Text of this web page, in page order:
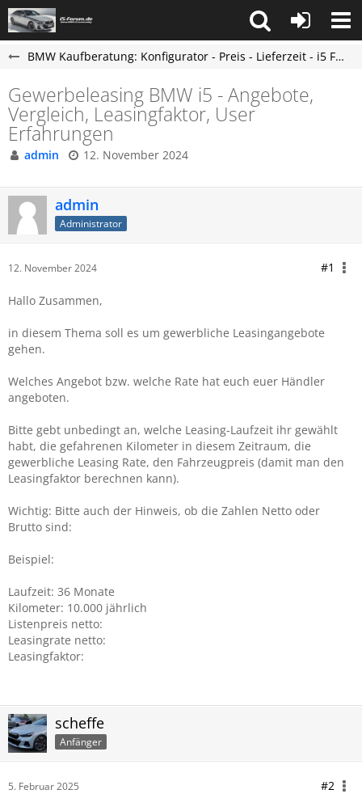
BMW Kaufberatung: Konfigurator - Preis - Lieferzeit - i5 Forum
Gewerbeleasing BMW i5 - Angebote,
Vergleich, Leasingfaktor, User
Erfahrungen
admin 12. November 2024
admin
Administrator
12. November 2024 #1
Hallo Zusammen,
in diesem Thema soll es um gewerbliche Leasingangebote
gehen.
Welches Angebot bzw. welche Rate hat euch euer Händler
angeboten.
Bitte gebt unbedingt an, welche Leasing-Laufzeit ihr gewählt
habt, die gefahrenen Kilometer in diesem Zeitraum, die
gewerbliche Leasing Rate, den Fahrzeugpreis (damit man den
Leasingfaktor berechnen kann).
Wichtig: Bitte auch der Hinweis, ob die Zahlen Netto oder
Brutto sind:
Beispiel:
Laufzeit: 36 Monate
Kilometer: 10.000 jährlich
Listenpreis netto:
Leasingrate netto:
Leasingfaktor:
scheffe
Anfänger
5. Februar 2025 #2